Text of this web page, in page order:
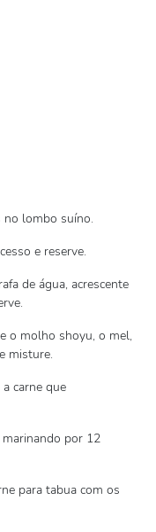
no lombo suíno.
e reserve.
de água, acrescente
o molho shoyu, o mel,
misture.
carne que
por 12
para tabua com os